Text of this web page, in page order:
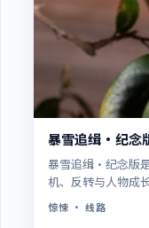
暴雪追缉·纪念
暴雪追缉·纪念版
机、反转与人物成
惊悚 · 线路